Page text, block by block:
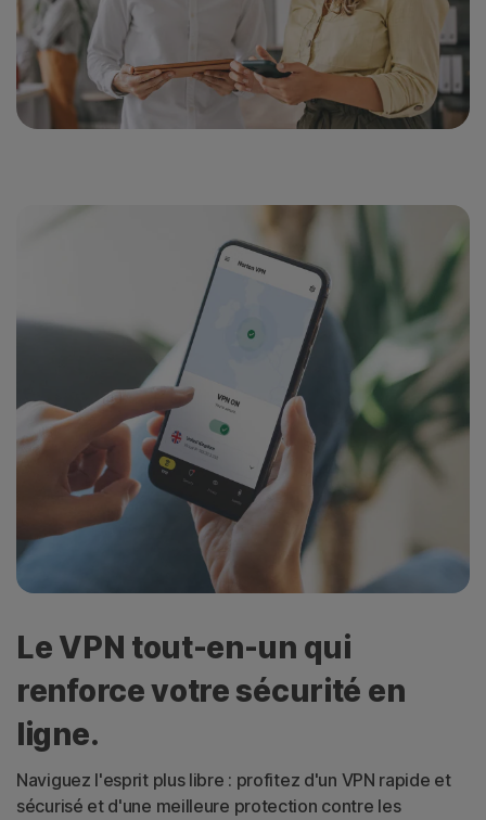
Le VPN tout-en-un qui
renforce votre sécurité en
ligne.
Naviguez l'esprit plus libre : profitez d'un VPN rapide et
sécurisé et d'une meilleure protection contre les